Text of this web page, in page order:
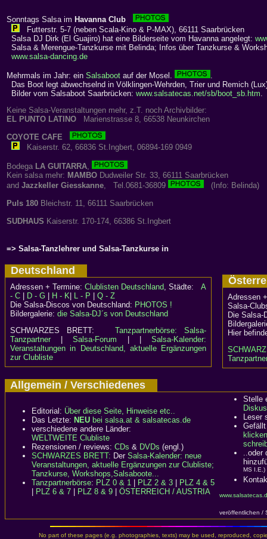
Sonntags Salsa im Havanna Club
Futterstr. 5-7 (neben Scala-Kino & P-MAX), 66111 Saarbrücken
Salsa DJ Dirk (El Guajiro) hat eine Bilderseite vom Havanna angelegt:
Salsa & Merengue-Tanzkurse mit Belinda; Infos über Tanzkurse &
www.salsa-dancing.de
Mehrmals im Jahr: ein Salsaboot auf der Mosel.
.
Das Boot legt abwechselnd in Völklingen-Wehrden, Trier und Remich
Bilder vom Salsaboot Saarbrücken: www.salsatecas.net/sb/boot_sb.htm.
Keine Salsa-Veranstaltungen mehr, z.T. noch Archivbilder:
EL PUNTO LATINO Marienstrasse 8, 66538 Neunkirchen
COYOTE CAFE
Kaiserstr. 62, 66836 St.Ingbert, 06894-169 0949
Bodega LA GUITARRA,
Kein salsa mehr: MAMBO Dudweiler Str. 33, 66111 Saarbrücken
and Jazzkeller Giesskanne, Tel.0681-36809
(Info: Belinda)
Puls 180 Bleichstr. 11, 66111 Saarbrücken
SUDHAUS Kaiserstr. 170-174, 66386 St.Ingbert
=> Salsa-Tanzlehrer und Salsa-Tanzkurse in
Deutschland
Adressen + Termine: Clublisten Deutschland, Städte: A
- C
D - G H - K L - P
Q - Z
Die Salsa-Discos von Deutschland: PHOTOS !
Bildergalerie: die Salsa-DJ´s von Deutschland
SCHWARZES BRETT:Tanzpartnerbörse: Salsa-
Tanzpartner|Salsa-Forum | |Salsa-Kalender:
Veranstaltungen in Deutschland, aktuelle Ergänzungen
zur Clubliste
Adressen
Salsa-
Die
Hier
Allgemein / Verschiedenes
Editorial: Über diese Seite, Hinweise etc..
Das Letzte: NEU bei salsa.at & salsatecas.de
verschiedene andere Länder:
WELTWEITE Clubliste
Rezensionen / reviews: CDs & DVDs (engl.)
SCHWARZES BRETT: Der Salsa-Kalender: neue
Veranstaltungen, aktuelle Ergänzungen zur Clubliste;
Tanzkurse, Workshops,Salsaboote...
Tanzpartnerbörse: PLZ 0 & 1 PLZ 2 & 3
PLZ 4 & 5
PLZ 6 & 7 PLZ 8 & 9 ÖSTERREICH / AUSTRIA
Stelle
Leser
klicken
..oder
MS I.E.)
veröffentlichen /
No part of these pages (e.g. photographies, texts) may be used, reproduced,